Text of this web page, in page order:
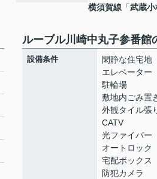
横須賀線 「武蔵小
ルーブル川崎中丸子参番館
設備条件
閑静な住宅地
エレベーター
駐輪場
敷地内ごみ置
外観タイル張
CATV
光ファイバー
オートロック
宅配ボックス
防犯カメラ